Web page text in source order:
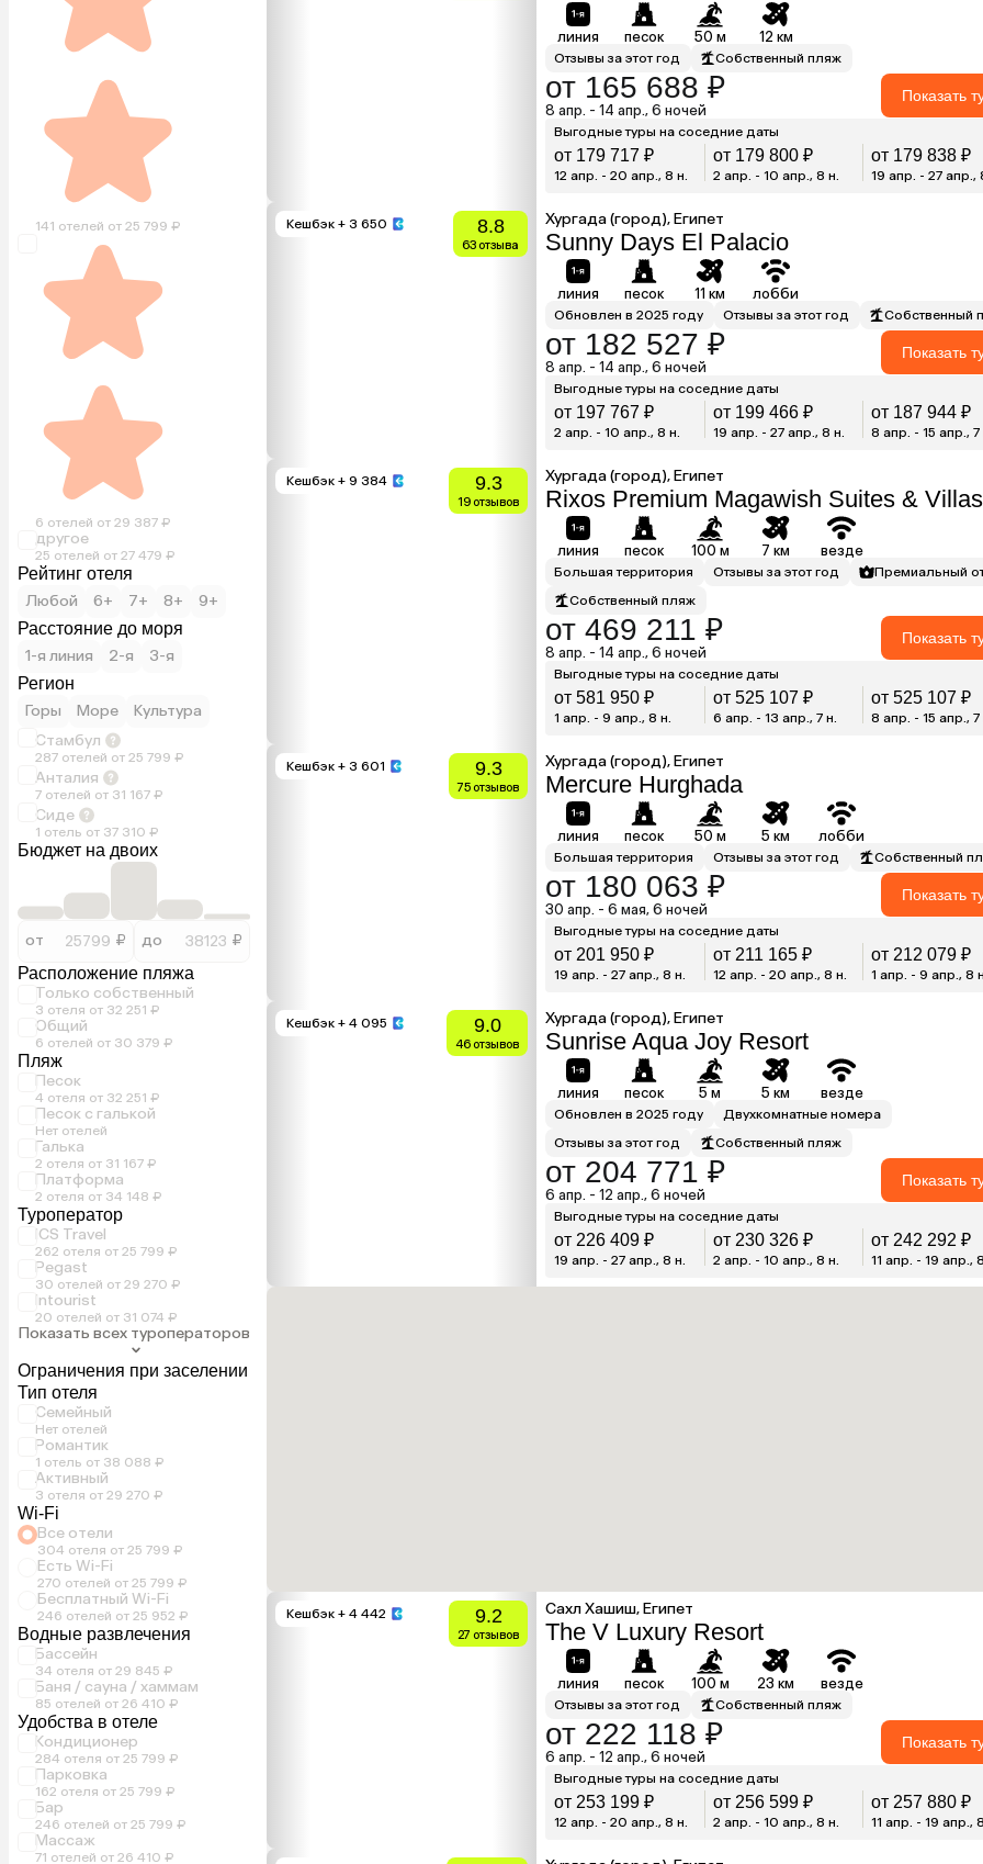
141 отелей от 25 799 ₽
6 отелей от 29 387 ₽
другое
25 отелей от 27 479 ₽
Рейтинг отеля
Любой
6+ 7+ 8+
9+
Расстояние до моря
1-я линия
2-я
3-я
Регион
Горы
Море
Культура
Стамбул
287 отелей от 25 799 ₽
Анталия
7 отелей от 31 167 ₽
Сиде
1 отель от 37 310 ₽
Бюджет на двоих
от ₽ до
₽
Расположение пляжа
Только собственный
3 отеля от 32 251 ₽
Общий
6 отелей от 30 379 ₽
Пляж
Песок
4 отеля от 32 251 ₽
Песок с галькой
Нет отелей
Галька
2 отеля от 31 167 ₽
Платформа
2 отеля от 34 148 ₽
Туроператор
ICS Travel
262 отеля от 25 799 ₽
Pegast
30 отелей от 29 270 ₽
Intourist
20 отелей от 31 074 ₽
Показать всех туроператоров
Ограничения при заселении
Тип отеля
Семейный
Нет отелей
Романтик
1 отель от 38 088 ₽
Активный
3 отеля от 29 270 ₽
Wi-Fi
Все отели
304 отеля от 25 799 ₽
Есть Wi-Fi
270 отелей от 25 799 ₽
Бесплатный Wi-Fi
246 отелей от 25 952 ₽
Водные развлечения
Бассейн
34 отеля от 29 845 ₽
Баня / сауна / хаммам
85 отелей от 26 410 ₽
Удобства в отеле
Кондиционер
284 отеля от 25 799 ₽
Парковка
162 отеля от 25 799 ₽
Бар
246 отелей от 25 799 ₽
Массаж
71 отелей от 26 410 ₽
линия песок 50 м 12 км
Отзывы за этот год Собственный пляж
от 165 688 ₽
8 апр. - 14 апр., 6 ночей
Показать
Выгодные туры на соседние даты
от 179 717 ₽
12 апр. - 20 апр., 8 н.
от 179 800 ₽
2 апр. - 10 апр., 8 н.
от 179 838 ₽
19 апр. - 27 апр.,
Кешбэк + 3 650 8.8
63 отзыва
Хургада (город), Египет
Sunny Days El Palacio
линия песок 11 км лобби
Обновлен в 2025 году Отзывы за этот год Собственный
от 182 527 ₽
8 апр. - 14 апр., 6 ночей
Показать
Выгодные туры на соседние даты
от 197 767 ₽
2 апр. - 10 апр., 8 н.
от 199 466 ₽
19 апр. - 27 апр., 8 н.
от 187 944 ₽
8 апр. - 15 апр., 7
Кешбэк + 9 384 9.3
19 отзывов
Хургада (город), Египет
Rixos Premium Magawish Suites & Villas
линия песок 100 м 7 км везде
Большая территория Отзывы за этот год
Премиальный
Собственный пляж
от 469 211 ₽
8 апр. - 14 апр., 6 ночей
Показать
Выгодные туры на соседние даты
от 581 950 ₽
1 апр. - 9 апр., 8 н.
от 525 107 ₽
6 апр. - 13 апр., 7 н.
от 525 107 ₽
8 апр. - 15 апр., 7
Кешбэк + 3 601 9.3
75 отзывов
Хургада (город), Египет
Mercure Hurghada
линия песок 50 м 5 км лобби
Большая территория Отзывы за этот год Собственный
от 180 063 ₽
30 апр. - 6 мая, 6 ночей
Показать
Выгодные туры на соседние даты
от 201 950 ₽
19 апр. - 27 апр., 8 н.
от 211 165 ₽
12 апр. - 20 апр., 8 н.
от 212 079 ₽
1 апр. - 9 апр., 8 н.
Кешбэк + 4 095 9.0
46 отзывов
Хургада (город), Египет
Sunrise Aqua Joy Resort
линия песок 5 м 5 км везде
Обновлен в 2025 году
Двухкомнатные номера
Отзывы за этот год
Собственный пляж
от 204 771 ₽
6 апр. - 12 апр., 6 ночей
Показать
Выгодные туры на соседние даты
от 226 409 ₽
19 апр. - 27 апр., 8 н.
от 230 326 ₽
2 апр. - 10 апр., 8 н.
от 242 292 ₽
11 апр. - 19 апр.,
Кешбэк + 4 442 9.2
27 отзывов
Сахл Хашиш, Египет
The V Luxury Resort
линия песок 100 м 23 км везде
Отзывы за этот год Собственный пляж
от 222 118 ₽
6 апр. - 12 апр., 6 ночей
Показать
Выгодные туры на соседние даты
от 253 199 ₽
12 апр. - 20 апр., 8 н.
от 256 599 ₽
2 апр. - 10 апр., 8 н.
от 257 880 ₽
11 апр. - 19 апр.,